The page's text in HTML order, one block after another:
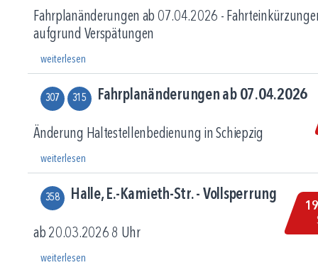
Fahrplanänderungen ab 07.04.2026 -
aufgrund Verspätungen
weiterlesen
307 315 Fahrplanänderungen ab 07.04.2026
Änderung Haltestellenbedienung in Schiepzig
weiterlesen
358 Halle, E.-Kamieth-Str. - Vollsperrung
ab 20.03.2026 8 Uhr
weiterlesen